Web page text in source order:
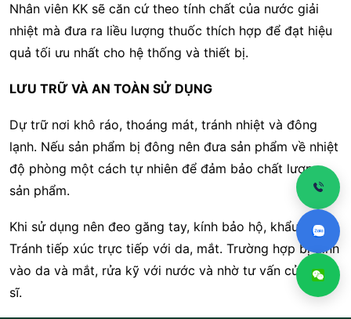
Nhân viên KK sẽ căn cứ theo tính chất của nước giải
nhiệt mà đưa ra liều lượng thuốc thích hợp để đạt hiệu
quả tối ưu nhất cho hệ thống và thiết bị.
LƯU TRỮ VÀ AN TOÀN SỬ DỤNG
Dự trữ nơi khô ráo, thoáng mát, tránh nhiệt và đông
lạnh. Nếu sản phẩm bị đông nên đưa sản phẩm về nhiệt
độ phòng một cách tự nhiên để đảm bảo chất lượng
sản phẩm.
Khi sử dụng nên đeo găng tay, kính bảo hộ, khẩu trang.
Tránh tiếp xúc trực tiếp với da, mắt. Trường hợp bị dính
vào da và mắt, rửa kỹ với nước và nhờ tư vấn của Bác
sĩ.